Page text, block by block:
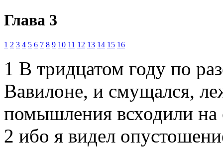
Глава 3
1 2 3 4 5 6 7 8 9 10 11 12 13 14 15 16
1 В тридцатом году по
Вавилоне, и смущался,
помышления всходили на
2 ибо я видел